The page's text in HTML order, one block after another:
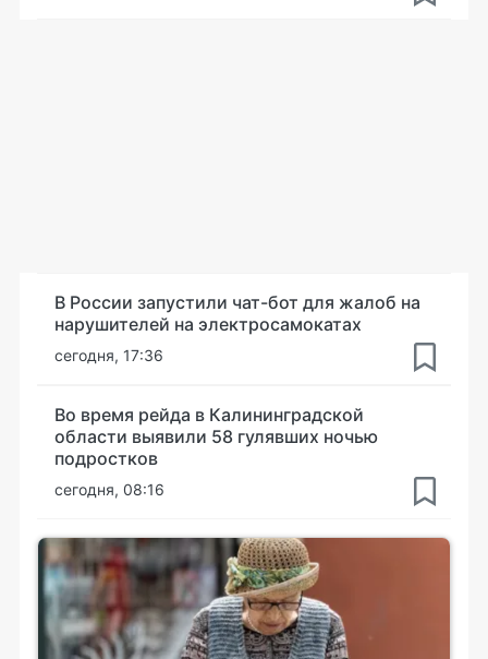
В России запустили чат-бот для жалоб на
нарушителей на электросамокатах
сегодня, 17:36
Во время рейда в Калининградской
области выявили 58 гулявших ночью
подростков
сегодня, 08:16